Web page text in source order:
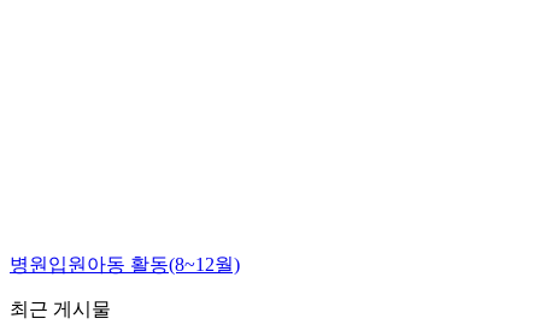
병원입원아동 활동(8~12월)
최근 게시물